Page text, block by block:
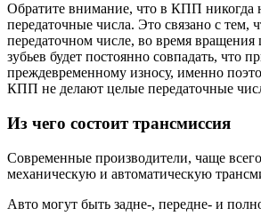
Обратите внимание, что в КПП никогда
передаточные числа. Это связано с тем,
передаточном числе, во время вращения
зубьев будет постоянно совпадать, что
преждевременному износу, именно
КПП не делают целые передаточные
Из чего состоит трансмиссия
Современные производители, чаще
механическую и автоматическую
Авто могут быть задне-, передне- и